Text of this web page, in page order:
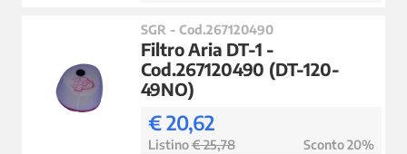
SGR - Cod.267120490
Filtro Aria DT-1 -
Cod.267120490 (DT-120-
49NO)
€ 20,62
Listino€ 25,78 Sconto 20%